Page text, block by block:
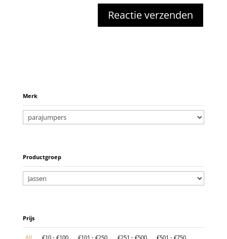
Merk
Productgroep
Prijs
All €10- €100 €101 -€250 €251 - €500 €501 -€750